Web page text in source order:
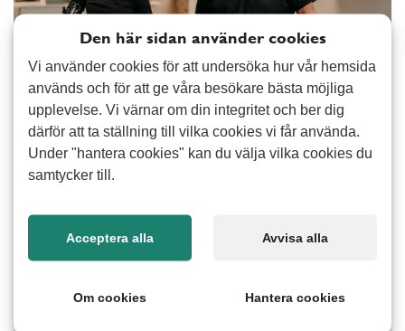
När du hyr personal vill du ha någon som snabbt kommer
in i arbetsuppgifterna, tar ansvar och ger ett tryggt intryck.
Med bemanning från Alert Senior får du medarbetare som
entreprenadverksamheter och många fler branscher och
Den här sidan använder cookies
Vi använder cookies för att undersöka hur vår hemsida
används och för att ge våra besökare bästa möjliga
upplevelse. Vi värnar om din integritet och ber dig
därför att ta ställning till vilka cookies vi får använda.
Under "hantera cookies" kan du välja vilka cookies du
samtycker till.
Acceptera alla Avvisa alla
Om cookies Hantera cookies